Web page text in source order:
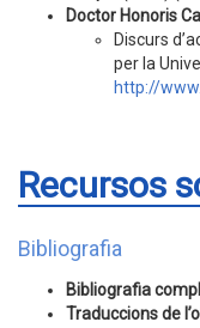
Doctor Honoris
Discurs
per la
http://
Recursos
Bibliografia
Bibliografia
Traduccions de